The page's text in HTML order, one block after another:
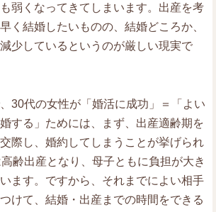
弱くなってきてしまいます。出産を考
く結婚したいものの、結婚どころか、
少しているというのが厳しい現実で
30代の女性が「婚活に成功」＝「よい
する」ためには、まず、出産適齢期を
際し、婚約してしまうことが挙げられ
齢出産となり、母子ともに負担が大き
ます。ですから、それまでによい相手
けて、結婚・出産までの時間をできる